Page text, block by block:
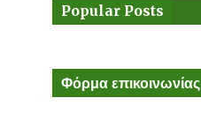
Popular Posts
Φόρμα επικοινωνίας